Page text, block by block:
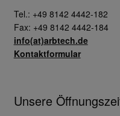
Tel.: +49 8142 4442-182
Fax: +49 8142 4442-184
info(at)arbtech.de
Kontaktformular
Unsere